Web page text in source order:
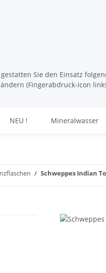
Sie den Einsatz
(Fingerabdruck-Icon
NEU ! Mineralwasser
Schweppes Indian